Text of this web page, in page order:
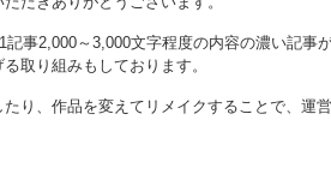
記事2,000～3,000文字程度の内容の濃い記事
取り組みもしております。
り、作品を変えてリメイクすることで、運